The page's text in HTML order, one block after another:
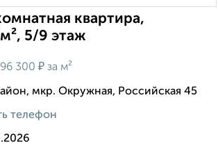
квартира,
5/9 этаж
96 300 ₽ за м²
мкр. Окружная, Российская 45
телефон